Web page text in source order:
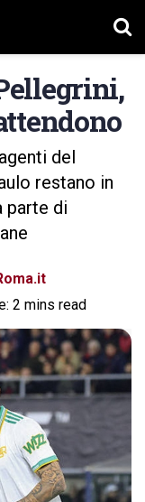
del
restano in
parte di
2 mins read